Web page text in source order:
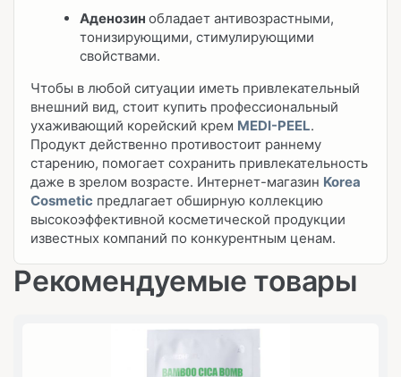
Аденозин обладает антивозрастными,
тонизирующими, стимулирующими
свойствами.
Чтобы в любой ситуации иметь привлекательный
внешний вид, стоит купить профессиональный
ухаживающий корейский крем MEDI-PEEL.
Продукт действенно противостоит раннему
старению, помогает сохранить привлекательность
даже в зрелом возрасте. Интернет-магазин Korea
Cosmetic предлагает обширную коллекцию
высокоэффективной косметической продукции
известных компаний по конкурентным ценам.
Рекомендуемые товары